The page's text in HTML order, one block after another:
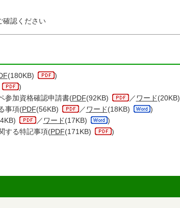
認ください
(180KB)
)
)
参加資格確認申請書(PDF(92KB) ／ ワード(20KB)
事項(PDF(56KB) ／ ワード(18KB)
)
／ ワード(17KB)
)
する特記事項(PDF(171KB)
)